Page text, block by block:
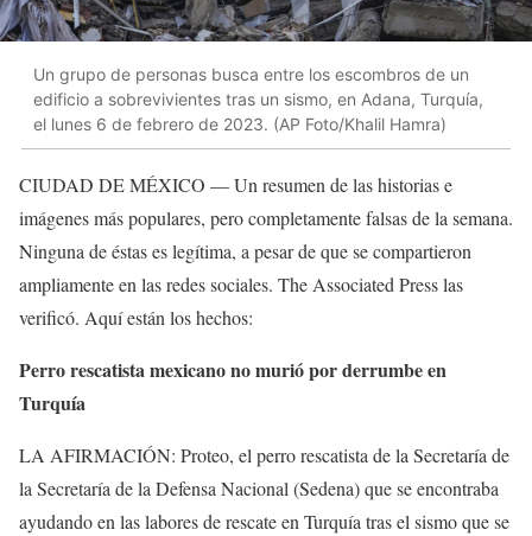
Un grupo de personas busca entre los escombros de un
edificio a sobrevivientes tras un sismo, en Adana, Turquía,
el lunes 6 de febrero de 2023. (AP Foto/Khalil Hamra)
CIUDAD DE MÉXICO — Un resumen de las historias e
imágenes más populares, pero completamente falsas de la semana.
Ninguna de éstas es legítima, a pesar de que se compartieron
ampliamente en las redes sociales. The Associated Press las
verificó. Aquí están los hechos:
Perro rescatista mexicano no murió por derrumbe en
Turquía
LA AFIRMACIÓN: Proteo, el perro rescatista de la Secretaría de
la Secretaría de la Defensa Nacional (Sedena) que se encontraba
ayudando en las labores de rescate en Turquía tras el sismo que se